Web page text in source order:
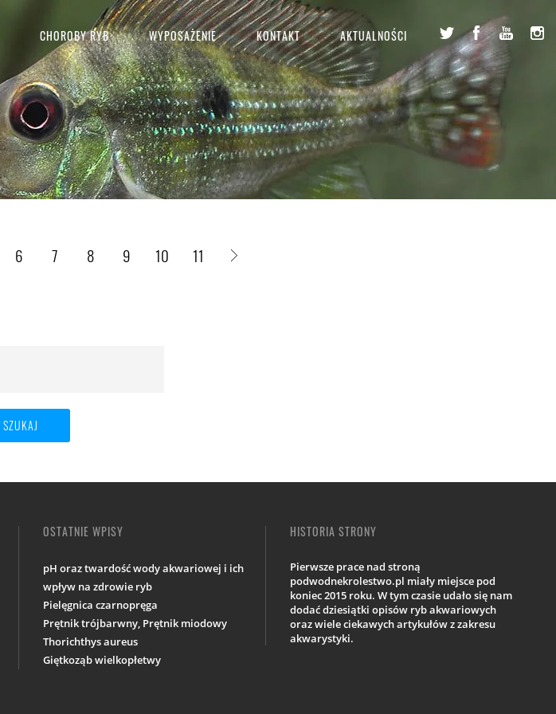
CHOROBY RYB WYPOSAŻENIE KONTAKT AKTUALNOŚCI
6 7 8 9 10 11
OSTATNIE WPISY
pH oraz twardość wody akwariowej i ich
wpływ na zdrowie ryb
Pielęgnica czarnopręga
Prętnik trójbarwny, Prętnik miodowy
Thorichthys aureus
Giętkoząb wielkopłetwy
HISTORIA STRONY
Pierwsze prace nad stroną
podwodnekrolestwo.pl miały miejsce pod
koniec 2015 roku. W tym czasie udało się nam
dodać dziesiątki opisów ryb akwariowych
oraz wiele ciekawych artykułów z zakresu
akwarystyki.